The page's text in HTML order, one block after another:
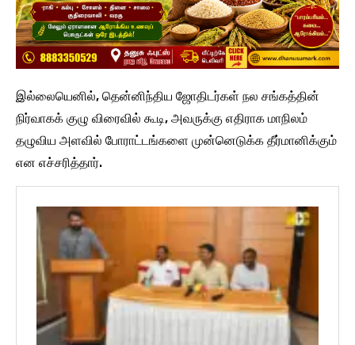
இல்லையெனில், தென்னிந்திய ஜோதிடர்கள் நல சங்கத்தின்
நிர்வாகக் குழு விரைவில் கூடி, அவருக்கு எதிராக மாநிலம்
தழுவிய அளவில் போராட்டங்களை முன்னெடுக்க தீர்மானிக்கும்
என எச்சரித்தார்.